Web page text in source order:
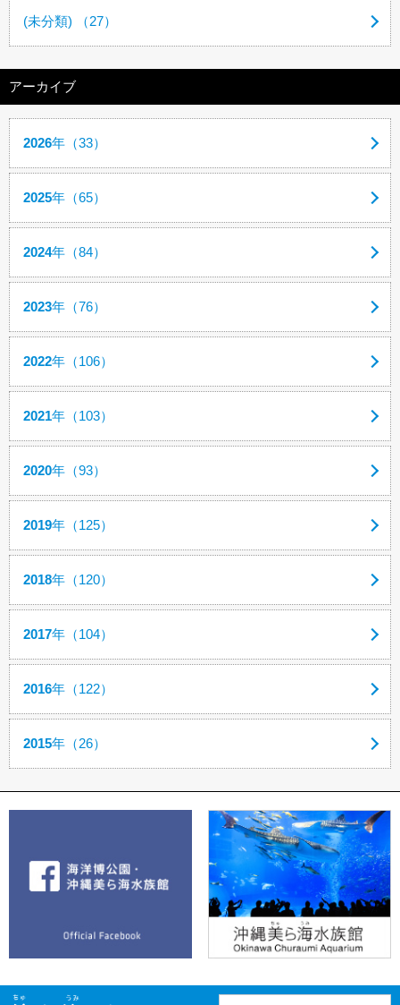
(未分類) （27）
アーカイブ
2026年（33）
2025年（65）
2024年（84）
2023年（76）
2022年（106）
2021年（103）
2020年（93）
2019年（125）
2018年（120）
2017年（104）
2016年（122）
2015年（26）